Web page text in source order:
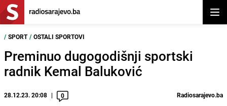
/ SPORT / OSTALI SPORTOVI
Preminuo dugogodišnji sportski
radnik Kemal Baluković
28.12.23. 20:08 0 Radiosarajevo.ba